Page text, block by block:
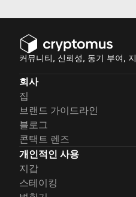
커뮤니티, 신뢰성, 동기 부여,
회사
집
브랜드 가이드라인
블로그
콘택트 렌즈
개인적인 사용
지갑
스테이킹